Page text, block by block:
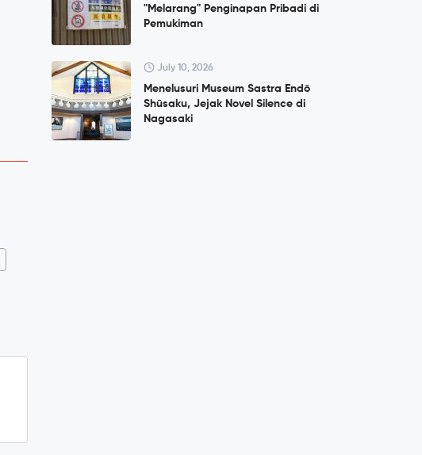
"Melarang" Penginapan Pribadi di
Pemukiman
July 10, 2026
Menelusuri Museum Sastra Endō
Shūsaku, Jejak Novel Silence di
Nagasaki